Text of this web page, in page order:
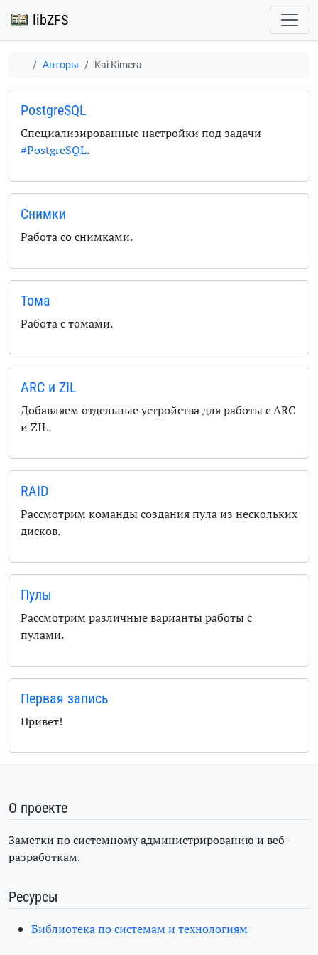
libZFS
Авторы Kai Kimera
PostgreSQL
Специализированные настройки под задачи
#PostgreSQL.
Снимки
Работа со снимками.
Тома
Работа с томами.
ARC и ZIL
Добавляем отдельные устройства для работы с ARC
и ZIL.
RAID
Рассмотрим команды создания пула из нескольких
дисков.
Пулы
Рассмотрим различные варианты работы с
пулами.
Первая запись
Привет!
О проекте
Заметки по системному администрированию и веб-
разработкам.
Ресурсы
Библиотека по системам и технологиям